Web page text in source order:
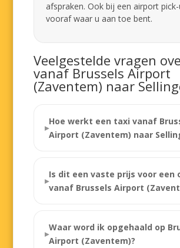
afspraken. Ook bij een airport
vooraf waar u aan toe bent.
Veelgestelde vragen
vanaf Brussels Airport
(Zaventem) naar
Hoe werkt een taxi vanaf
Airport (Zaventem) naar
Is dit een vaste prijs voor een
vanaf Brussels Airport
Waar word ik opgehaald op
Airport (Zaventem)?